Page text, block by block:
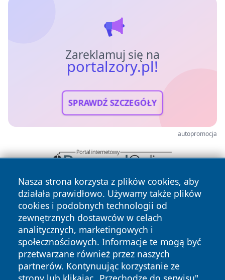
Zareklamuj się na
portalzory.pl!
SPRAWDŹ SZCZEGÓŁY
autopromocja
Nasza strona korzysta z plików cookies, aby
działała prawidłowo. Używamy także plików
cookies i podobnych technologii od
zewnętrznych dostawców w celach
analitycznych, marketingowych i
społecznościowych. Informacje te mogą być
przetwarzane również przez naszych
partnerów. Kontynuując korzystanie ze
Copyright © 2026 portalzory.pl Wszystkie prawa zastrzeżone.